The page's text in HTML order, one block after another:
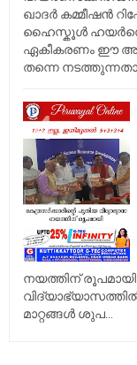
ഖാദർ കമ്മീഷൻ
ഹൈസ്കൂൾ
ഏകീകരണം ഈ
തന്നെ
നയത്തിന്
മാറ്റങ്ങൾ ശുപ...